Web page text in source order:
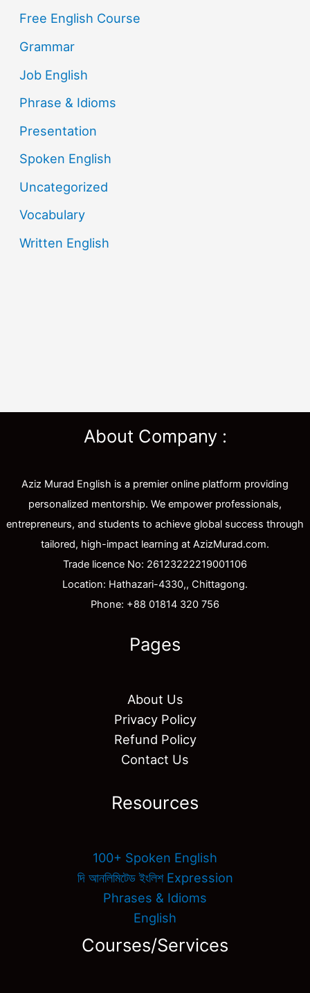
Free English Course
Grammar
Job English
Phrase & Idioms
Presentation
Spoken English
Uncategorized
Vocabulary
Written English
About Company :
Aziz Murad English is a premier online platform providing
personalized mentorship. We empower professionals,
entrepreneurs, and students to achieve global success through
tailored, high-impact learning at AzizMurad.com.
Trade licence No: 26123222219001106
Location: Hathazari-4330,, Chittagong.
Phone: +88 01814 320 756
Pages
About Us
Privacy Policy
Refund Policy
Contact Us
Resources
100+ Spoken English
দি আনলিমিটেড ইংলিশ Expression
Phrases & Idioms
English
Courses/Services